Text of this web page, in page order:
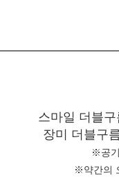
스마일 더블
장미 더블구
※공
※약간의